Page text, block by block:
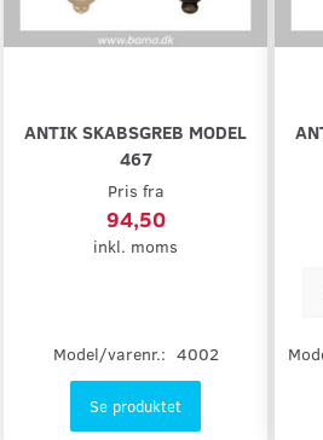
ANTIK SKABSGREB MODEL
467
Pris fra
94,50
inkl. moms
Model/varenr.: 4002
Se produktet